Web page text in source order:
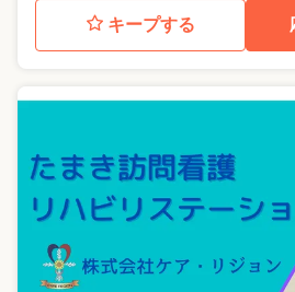
キープする